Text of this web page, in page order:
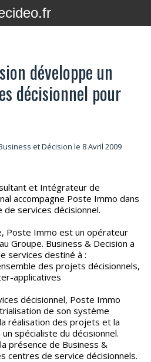
développe un
décisionnel pour
et Décision le 8 Avril 2009
accompagne Poste Immo dans
de services décisionnel.
Poste Immo est un opérateur
Groupe. Business & Decision a
services destiné à :
des projets décisionnels,
applicatives
décisionnel, Poste Immo
de son système
réalisation des projets et la
spécialiste du décisionnel.
présence de Business &
centres de service décisionnels.